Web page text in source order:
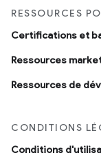
RESSOURCES
Certifications et
Ressources
Ressources de
CONDITIONS
Conditions